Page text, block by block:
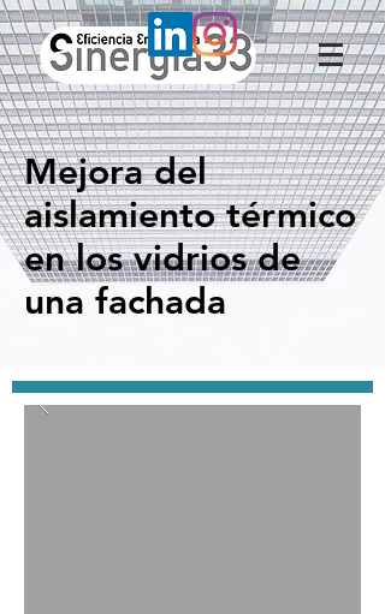
Mejora del
aislamiento térmico
en los vidrios de
una fachada